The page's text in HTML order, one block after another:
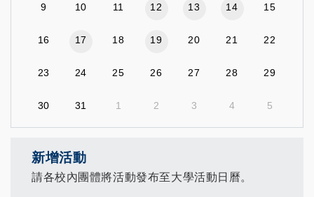
9 10 11 12 13 14 15
16 17 18 19 20 21 22
23 24 25 26 27 28 29
30 31 1 2 3 4 5
新增活動
請各校內團體將活動發布至大學活動日曆。